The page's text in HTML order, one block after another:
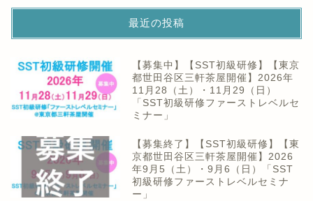
最近の投稿
【募集中】【SST初級研修】【東京
都世田谷区三軒茶屋開催】2026年
11月28（土）・11月29（日）
「SST初級研修ファーストレベルセ
ミナー」
【募集終了】【SST初級研修】【東
京都世田谷区三軒茶屋開催】2026
年9月5（土）・9月6（日）「SST
初級研修ファーストレベルセミナ
ー」